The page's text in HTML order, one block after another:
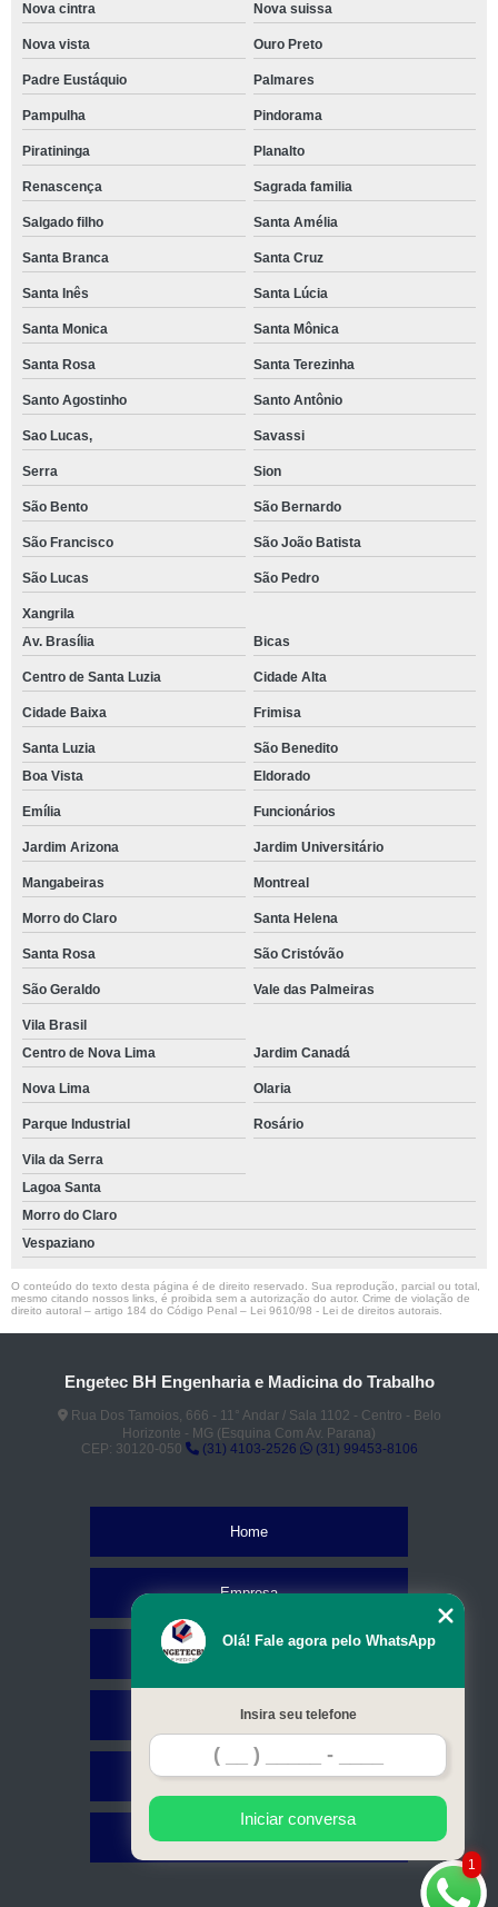
Nova cintra Nova suissa
Nova vista Ouro Preto
Padre Eustáquio Palmares
Pampulha Pindorama
Piratininga Planalto
Renascença Sagrada familia
Salgado filho Santa Amélia
Santa Branca Santa Cruz
Santa Inês Santa Lúcia
Santa Monica Santa Mônica
Santa Rosa Santa Terezinha
Santo Agostinho Santo Antônio
Sao Lucas, Savassi
Serra Sion
São Bento São Bernardo
São Francisco São João Batista
São Lucas São Pedro
Xangrila
Av. Brasília
Bicas
Centro de Santa Luzia Cidade Alta
Cidade Baixa Frimisa
Santa Luzia
São Benedito
Boa Vista
Eldorado
Emília Funcionários
Jardim Arizona Jardim Universitário
Mangabeiras Montreal
Morro do Claro Santa Helena
Santa Rosa São Cristóvão
São Geraldo Vale das Palmeiras
Vila Brasil
Centro de Nova Lima
Jardim Canadá
Nova Lima Olaria
Parque Industrial Rosário
Vila da Serra
Lagoa Santa
Morro do Claro
Vespaziano
O conteúdo do texto desta página é de direito reservado. Sua reprodução, parcial ou total,
mesmo citando nossos links, é proibida sem a autorização do autor. Crime de violação de
direito autoral – artigo 184 do Código Penal – Lei 9610/98 - Lei de direitos autorais
Engetec BH Engenharia e Madicina do Trabalho
Rua Dos Tamoios, 666 - 11° Andar / Sala 1102 - Centro - Belo
Horizonte - MG (Esquina Com Av. Parana)
CEP: 30120-050
(31) 4103-2526 (31) 99453-8106
Home
Empresa
Serviços
Contato
Mapa do site
1
Olá! Fale agora pelo WhatsApp
Insira seu telefone
Iniciar conversa